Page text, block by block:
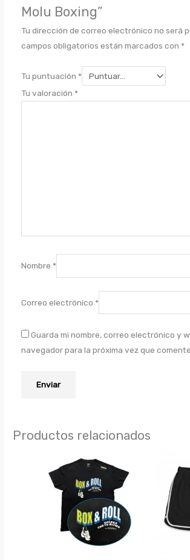
Molu Boxing”
Tu dirección de correo electrónico no será
campos obligatorios están marcados con *
Tu puntuación *
Tu valoración *
Nombre *
Correo electrónico *
Guarda mi nombre, correo electrónico y
navegador para la próxima vez que
Productos relacionados